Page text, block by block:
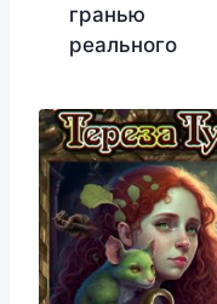
гранью
реального